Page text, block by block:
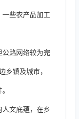
些农产品加工
公路网络较为完
乡镇及城市，
文底蕴，在乡